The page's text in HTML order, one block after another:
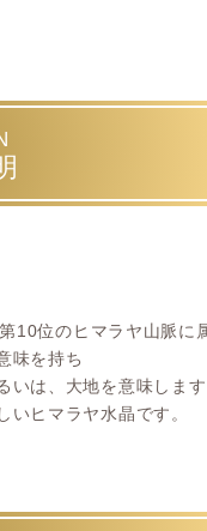
10位のヒマラヤ山脈に
味を持ち
いは、大地を意味します
ヒマラヤ水晶です。